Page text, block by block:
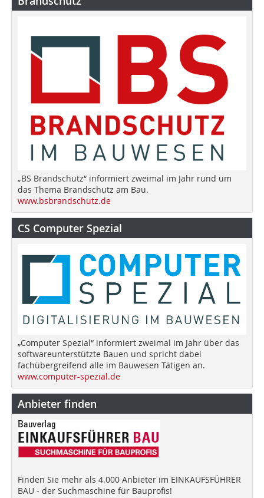
„BS Brandschutz“ informiert zweimal im Jahr rund um
das Thema Brandschutz am Bau.
www.bsbrandschutz.de
CS Computer Spezial
„Computer Spezial“ informiert zweimal im Jahr über das
softwareunterstützte Bauen und spricht dabei
fachübergreifend alle im Bauwesen Tätigen an.
www.computer-spezial.de
Anbieter finden
Finden Sie mehr als 4.000 Anbieter im EINKAUFSFÜHRER
BAU - der Suchmaschine für Bauprofis!